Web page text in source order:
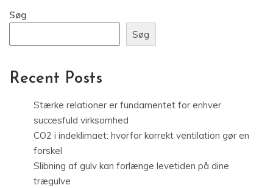
Søg
Søg
Recent Posts
Stærke relationer er fundamentet for enhver
succesfuld virksomhed
CO2 i indeklimaet: hvorfor korrekt ventilation gør en
forskel
Slibning af gulv kan forlænge levetiden på dine
trægulve